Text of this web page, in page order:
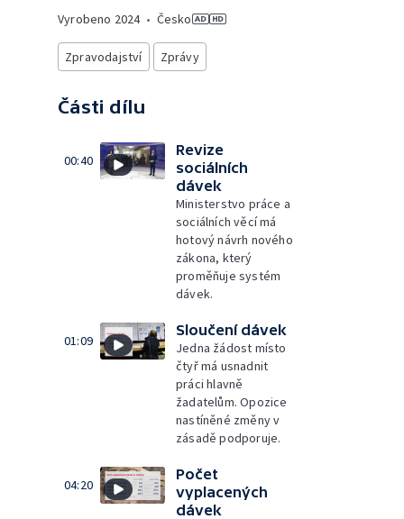
Vyrobeno 2024• Česko
Zpravodajství Zprávy
Části dílu
00:40
Revize
sociálních
dávek
Ministerstvo práce a
sociálních věcí má
hotový návrh nového
zákona, který
proměňuje systém
dávek.
01:09
Sloučení dávek
Jedna žádost místo
čtyř má usnadnit
práci hlavně
žadatelům. Opozice
nastíněné změny v
zásadě podporuje.
04:20
Počet
vyplacených
dávek